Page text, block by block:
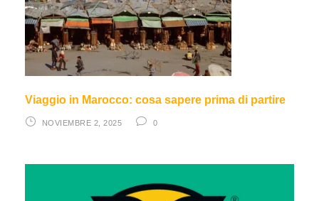
Viaggio in Marocco: cosa sapere prima di partire
NOVIEMBRE 2, 2025 0